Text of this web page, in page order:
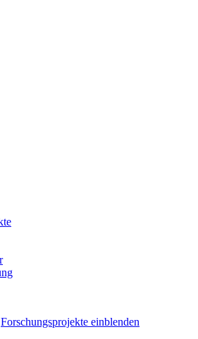
Forschungsprojekte einblenden